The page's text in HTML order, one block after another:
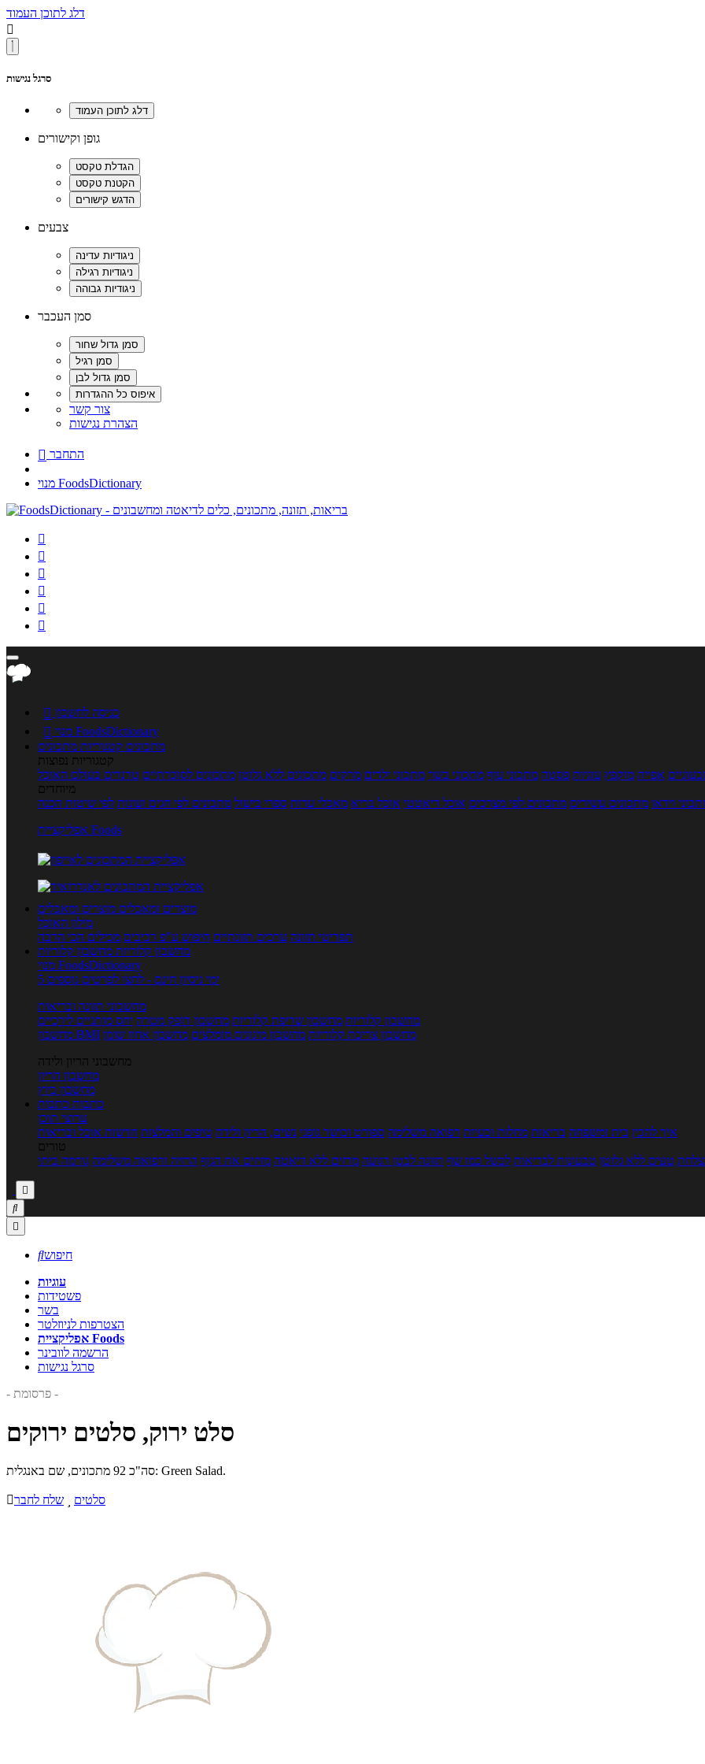
דלג לתוכן העמוד

סרגל נגישות
גופן וקישורים
צבעים
סמן העכבר
צור קשר
הצהרת נגישות
 התחבר
מנוי FoodsDictionary






 כניסה לחשבון

מנוי FoodsDictionary
מתכונים קטגוריות מתכונים
קטגוריות נפוצות
אפייה מוקפץ עוגיות פסטה מתכוני עוף מתכוני בשר מתכוני ילדים מרקים מתכונים ללא גלוטן מתכונים לסוכרתיים טרנדים בעולם האוכל
מיוחדים
וידאו מתכונים עשירים מתכונים לפי מצרכים אוכל דיאטטי אוכל בריא מאכלי עדות ספרי בישול מתכונים לפי חגים ועונות לפי שיטות הכנה
אפליקציית Foods
מוצרים ומאכלים מוצרים ומאכלים
מילון האוכל
תפריטי תזונה ערכים תזונתיים חיפוש ע"פ רכיבים מכילים הכי הרבה
מחשבון קלוריות מחשבון קלוריות
מנוי FoodsDictionary
5 ימי ניסיון חינם - לחצו לפרטים נוספים
מחשבוני תזונה ובריאות
מחשבון קלוריות מחשבון שריפת קלוריות מחשבון דופק מטרה יחס מותניים לירכיים
מחשבון BMI
מחשבון צריכת קלוריות מחשבון מינונים מומלצים מחשבון אחוז שומן
מחשבוני הריון ולידה
מחשבון הריון
מחשבון ביוץ
כתבות כתבות
ערוצי תוכן
איך להכין בית ומשפחה בריאות מחלות ובעיות רפואה משלימה ספורט וכושר גופני נשים, הריון ולידה טיפים והמלצות חדשות אוכל ובריאות
טורים
טעים ללא גלוטן טבעונות לבריאות לבשל כמו שף תזונה לבטן רגועה מרזים ללא דיאטה מזיזים את הגוף הרזיה ורפואה משלימה גורמה ביתי



חיפוש
עוגיות
פשטידות
בשר
הצטרפות לניוזלטר
אפליקציית Foods
הרשמה לוובינר
סרגל נגישות
- פרסומת -
סלט ירוק, סלטים ירוקים
סה"כ 92 מתכונים, שם באנגלית: Green Salad.
שלח לחבר סלטים